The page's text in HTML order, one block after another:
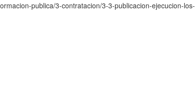
publica/3-contratacion/3-3-publicacion-ejecucion-los-